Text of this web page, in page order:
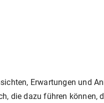
Erwartungen und
die dazu führen können,